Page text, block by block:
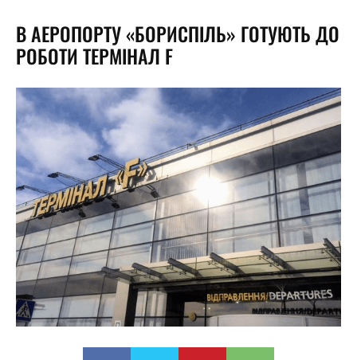
В АЕРОПОРТУ «‎БОРИСПІЛЬ»‎ ГОТУЮТЬ ДО
РОБОТИ ТЕРМІНАЛ F